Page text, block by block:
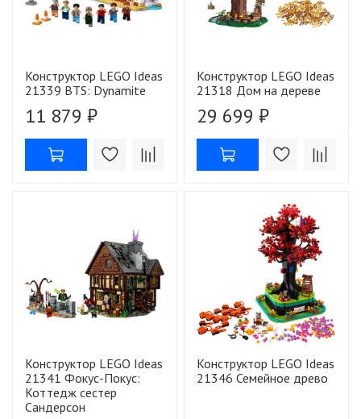
Конструктор LEGO Ideas
21339 BTS: Dynamite
11 879 ₽
Конструктор LEGO Ideas
21318 Дом на дереве
29 699 ₽
Конструктор LEGO Ideas
21341 Фокус-Покус:
Коттедж сестер
Сандерсон
Конструктор LEGO Ideas
21346 Семейное древо